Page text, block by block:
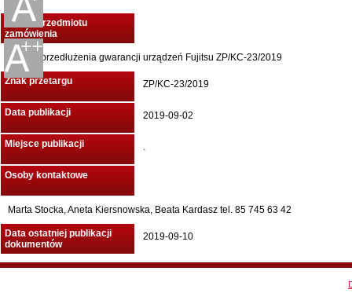
Nazwa przedmiotu
zamówienia
Usługa przedłużenia gwarancji urządzeń Fujitsu ZP/KC-23/2019
Znak przetargu ZP/KC-23/2019
Data publikacji 2019-09-02
Miejsce publikacji .
Osoby kontaktowe
Marta Stocka, Aneta Kiersnowska, Beata Kardasz tel. 85 745 63 42
Data ostatniej publikacji
dokumentów
2019-09-10